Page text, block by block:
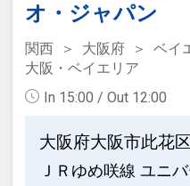
オ・ジャパン
関西 大阪府
ベイ
大阪・ベイエリア
In 15:00 / Out 12:00
大阪府大阪市此花
ＪＲゆめ咲線 ユニ